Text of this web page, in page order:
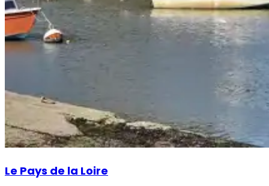
Le Pays de la Loire